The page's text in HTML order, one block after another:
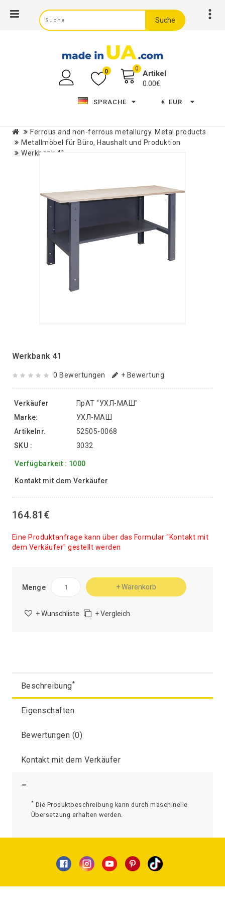
Suche
0 0
Artikel
0.00€
SPRACHE € EUR
Ferrous and non-ferrous metallurgy. Metal products
Metallmöbel für Büro, Haushalt und Produktion
Werkbank 41
Werkbank 41
0 Bewertungen + Bewertung
Verkäufer
ПрАТ "УХЛ-МАШ"
Marke:
УХЛ-МАШ
Artikelnr.
52505-0068
SKU :
3032
Verfügbarkeit : 1000
Kontakt mit dem Verkäufer
164.81€
Eine Produktanfrage kann über das Formular "Kontakt mit
dem Verkäufer" gestellt werden
Menge + Warenkorb
+ Wunschliste + Vergleich
Beschreibung*
Eigenschaften
Bewertungen (0)
Kontakt mit dem Verkäufer
""
* Die Produktbeschreibung kann durch maschinelle
Übersetzung erhalten werden.